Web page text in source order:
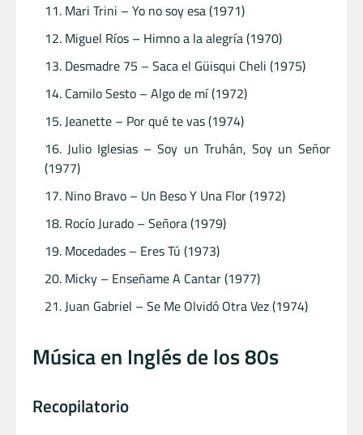
Mari Trini – Yo no soy esa (1971)
Miguel Ríos – Himno a la alegría (1970)
Desmadre 75 – Saca el Güisqui Cheli (1975)
Camilo Sesto – Algo de mí (1972)
Jeanette – Por qué te vas (1974)
Julio Iglesias – Soy un Truhán, Soy un Señor
(1977)
Nino Bravo – Un Beso Y Una Flor (1972)
Rocío Jurado – Señora (1979)
Mocedades – Eres Tú (1973)
Micky – Enseñame A Cantar (1977)
Juan Gabriel – Se Me Olvidó Otra Vez (1974)
Música en Inglés de los 80s
Recopilatorio